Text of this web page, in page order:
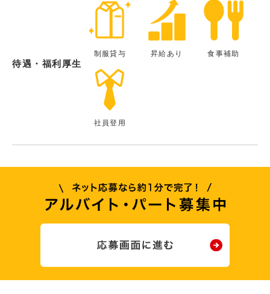
待遇・福利厚生
制服貸与 昇給あり 食事補助
社員登用